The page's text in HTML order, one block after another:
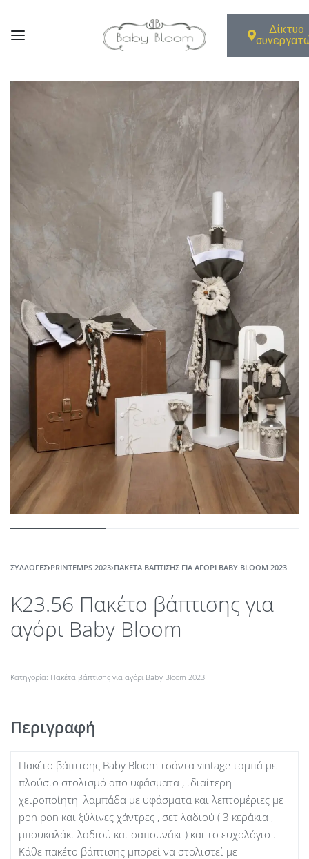
Δίκτυο
ΣΥΛΛΟΓΈΣ›PRINTEMPS 2023›ΠΑΚΈΤΑ ΒΆΠΤΙΣΗΣ ΓΙΑ ΑΓΌΡΙ BABY BLOOM 2023
K23.56 Πακέτο βάπτισης για
αγόρι Baby Bloom
Κατηγορία: Πακέτα βάπτισης για αγόρι Baby Bloom 2023
Περιγραφή
Πακέτο βάπτισης Baby Bloom τσάντα vintage ταμπά με
πλούσιο στολισμό απο υφάσματα , ιδιαίτερη
χειροποίητη λαμπάδα με υφάσματα και λεπτομέριες με
pon pon και ξύλινες χάντρες , σετ λαδιού ( 3 κεράκια ,
μπουκαλάκι λαδιού και σαπουνάκι ) και το ευχολόγιο .
Κάθε πακέτο βάπτισης μπορεί να στολιστεί με